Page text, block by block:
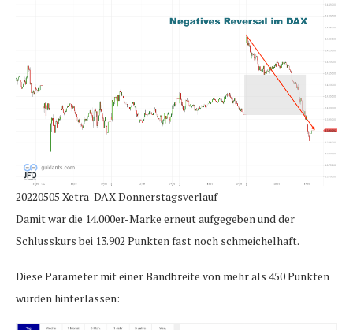
20220505 Xetra-DAX Donnerstagsverlauf
Damit war die 14.000er-Marke erneut aufgegeben und der
Schlusskurs bei 13.902 Punkten fast noch schmeichelhaft.
Diese Parameter mit einer Bandbreite von mehr als 450 Punkten
wurden hinterlassen: